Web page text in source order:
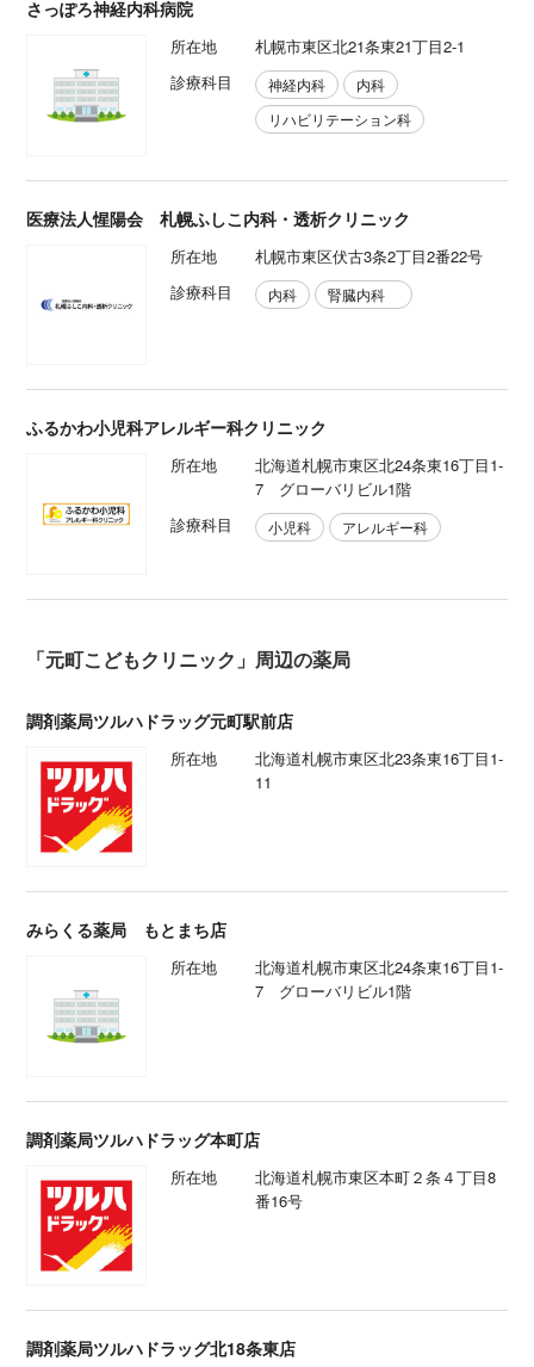
さっぽろ神経内科病院
所在地
札幌市東区北21条東21丁目2-1
診療科目
神経内科
内科
リハビリテーション科
医療法人惺陽会 札幌ふしこ内科・透析クリニック
所在地
札幌市東区伏古3条2丁目2番22号
診療科目
内科 腎臓内科
ふるかわ小児科アレルギー科クリニック
所在地
北海道札幌市東区北24条東16丁目1-
7 グローバリビル1階
診療科目
小児科 アレルギー科
「元町こどもクリニック」周辺の薬局
調剤薬局ツルハドラッグ元町駅前店
所在地
北海道札幌市東区北23条東16丁目1-
11
みらくる薬局 もとまち店
所在地
北海道札幌市東区北24条東16丁目1-
7 グローバリビル1階
調剤薬局ツルハドラッグ本町店
所在地
北海道札幌市東区本町２条４丁目8
番16号
調剤薬局ツルハドラッグ北18条東店